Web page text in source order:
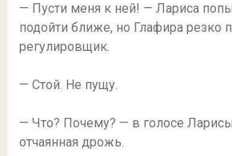
— Пусти меня к ней! — Лариса
подойти ближе, но Глафира резко
регулировщик.
— Стой. Не пущу.
— Что? Почему? — в голосе
отчаянная дрожь.